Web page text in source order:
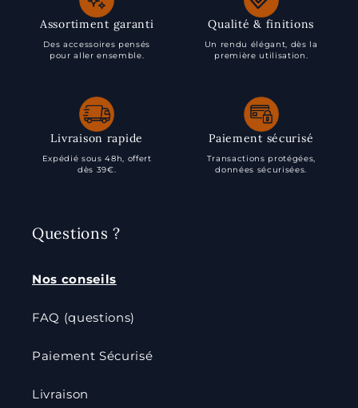
Assortiment garanti
Des accessoires pensés
pour aller ensemble.
Qualité & finitions
Un rendu élégant, dès la
première utilisation.
Livraison rapide
Expédié sous 48h, offert
dès 39€.
Paiement sécurisé
Transactions protégées,
données sécurisées.
Questions ?
Nos conseils
FAQ (questions)
Paiement Sécurisé
Livraison